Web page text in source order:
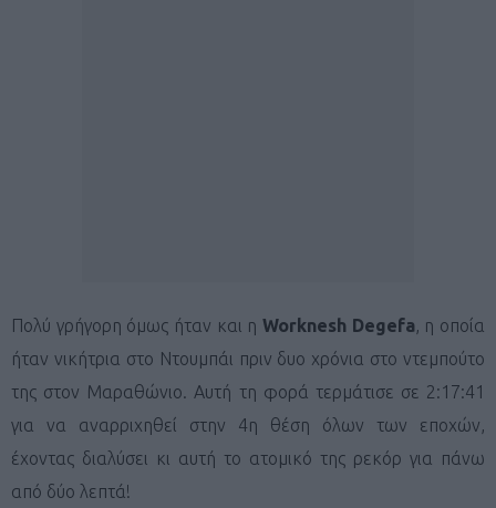
Πολύ γρήγορη όμως ήταν και η Worknesh Degefa, η οποία
ήταν νικήτρια στο Ντουμπάι πριν δυο χρόνια στο ντεμπούτο
της στον Μαραθώνιο. Αυτή τη φορά τερμάτισε σε 2:17:41
για να αναρριχηθεί στην 4η θέση όλων των εποχών,
έχοντας διαλύσει κι αυτή το ατομικό της ρεκόρ για πάνω
από δύο λεπτά!